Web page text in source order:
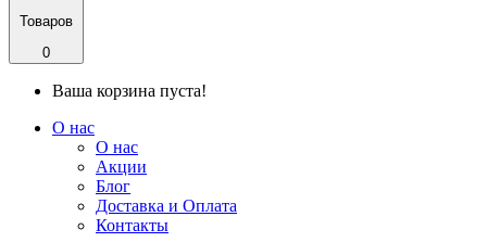
Товаров
0
Ваша корзина пуста!
О нас
О нас
Акции
Блог
Доставка и Оплата
Контакты